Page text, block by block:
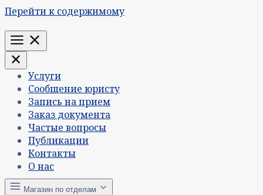
Перейти к содержимому
Меню
Услуги
Сообщение юристу
Запись на прием
Заказ документа
Частые вопросы
Публикации
Контакты
О нас
Магазин по отделам